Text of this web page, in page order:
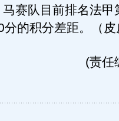
赛队目前排名法甲
的积分差距。（
(责任